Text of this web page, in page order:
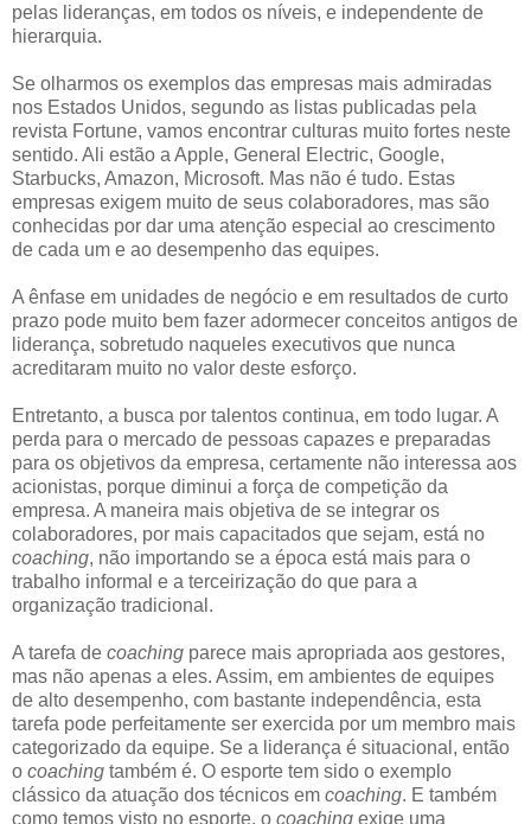
pelas lideranças, em todos os níveis, e independente de
hierarquia.
Se olharmos os exemplos das empresas mais admiradas
nos Estados Unidos, segundo as listas publicadas pela
revista Fortune, vamos encontrar culturas muito fortes neste
sentido. Ali estão a Apple, General Electric, Google,
Starbucks, Amazon, Microsoft. Mas não é tudo. Estas
empresas exigem muito de seus colaboradores, mas são
conhecidas por dar uma atenção especial ao crescimento
de cada um e ao desempenho das equipes.
A ênfase em unidades de negócio e em resultados de curto
prazo pode muito bem fazer adormecer conceitos antigos de
liderança, sobretudo naqueles executivos que nunca
acreditaram muito no valor deste esforço.
Entretanto, a busca por talentos continua, em todo lugar. A
perda para o mercado de pessoas capazes e preparadas
para os objetivos da empresa, certamente não interessa aos
acionistas, porque diminui a força de competição da
empresa. A maneira mais objetiva de se integrar os
colaboradores, por mais capacitados que sejam, está no
coaching, não importando se a época está mais para o
trabalho informal e a terceirização do que para a
organização tradicional.
A tarefa de coaching parece mais apropriada aos gestores,
mas não apenas a eles. Assim, em ambientes de equipes
de alto desempenho, com bastante independência, esta
tarefa pode perfeitamente ser exercida por um membro mais
categorizado da equipe. Se a liderança é situacional, então
o coaching também é. O esporte tem sido o exemplo
clássico da atuação dos técnicos em coaching. E também
como temos visto no esporte, o coaching exige uma